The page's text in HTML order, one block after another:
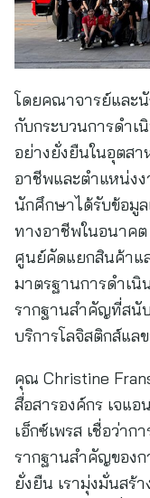
โดยคณาจารย์และ
กับกระบวนการดำ
อย่างยั่งยืนในอุตสา
อาชีพและตำแหน่ง
นักศึกษาได้รับข้อมู
ทางอาชีพในอนาค
ศูนย์คัดแยกสินค้าแ
มาตรฐานการดำเนิ
รากฐานสำคัญที่สนั
บริการโลจิสติกส์แล
คุณ Christine
สื่อสารองค์กร เจแอ
เอ็กซ์เพรส เชื่อว่า
รากฐานสำคัญของ
ยั่งยืน เรามุ่งมั่นสร้า